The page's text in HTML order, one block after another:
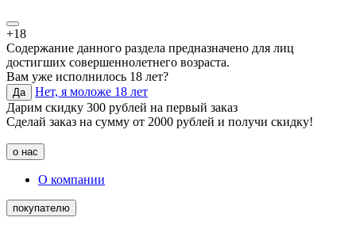
+18
Содержание данного раздела предназначено для лиц
достигших совершеннолетнего возраста.
Вам уже исполнилось 18 лет?
Да
Нет, я моложе 18 лет
Дарим скидку 300 рублей на первый заказ
Сделай заказ на сумму от 2000 рублей и получи скидку!
о нас
О компании
покупателю